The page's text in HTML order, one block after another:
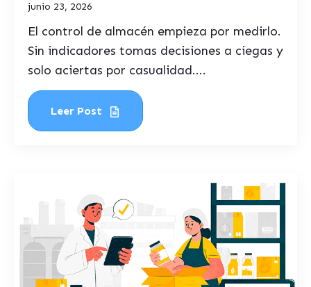
junio 23, 2026
El control de almacén empieza por medirlo.
Sin indicadores tomas decisiones a ciegas y
solo aciertas por casualidad....
Leer Post